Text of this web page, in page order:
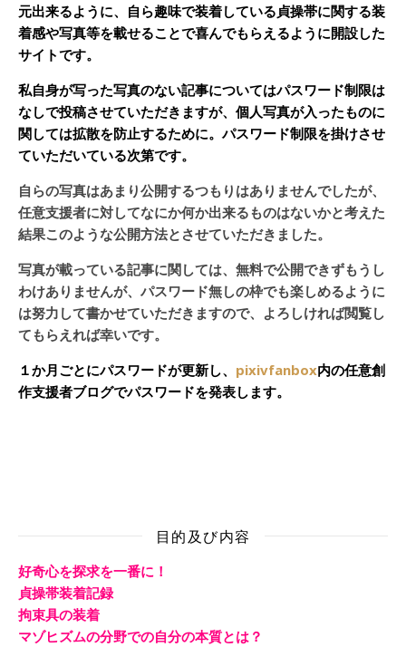
元出来るように、自ら趣味で装着している貞操帯に関する装
着感や写真等を載せることで喜んでもらえるように開設した
サイトです。
私自身が写った写真のない記事についてはパスワード制限は
なしで投稿させていただきますが、個人写真が入ったものに
関しては拡散を防止するために。パスワード制限を掛けさせ
ていただいている次第です。
自らの写真はあまり公開するつもりはありませんでしたが、
任意支援者に対してなにか何か出来るものはないかと考えた
結果このような公開方法とさせていただきました。
写真が載っている記事に関しては、無料で公開できずもうし
わけありませんが、パスワード無しの枠でも楽しめるように
は努力して書かせていただきますので、よろしければ閲覧し
てもらえれば幸いです。
１か月ごとにパスワードが更新し、 pixivfanbox内の任意創
作支援者ブログでパスワードを発表します。
目的及び内容
好奇心を探求を一番に！
貞操帯装着記録
拘束具の装着
マゾヒズムの分野での自分の本質とは？